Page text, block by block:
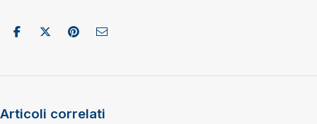
Condividi su Facebook
Pubblica su X/Twitter
Condividi su Pinterest
Invia come e-mail
Articoli correlati